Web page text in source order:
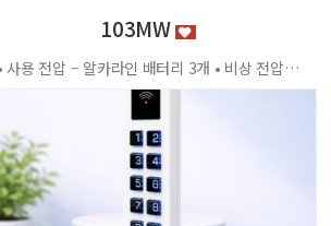
103MW
• 사용 전압 – 알카라인 배터리 3개 • 비상 전압 - DC3.2V±0.2V • 전력 소비량 – 정전류 : ≤30μA 동작전류 : ≤150 MA • 사용 환경 – 온도 : 0℃ ~ +70℃ 습도 : RH 20% ~ RH95%RH 사용방법 < 잠금방법 > - 비밀번호 4자리 숫자를 입력하면 문이 자동으로 잠깁니다. < 찾는방법> - 입력했던 비밀번호 4자리 숫자를 누르면 자동으로 문이 열립니다. - 비밀번호를 잊었을 경우 마스터키 사용 가능 특징 - 마스터키 10개까지 등록가능 - 버튼 백라이트 - 배터리 방전 시 외부전원 공급기 사용가능 - 자동/수동 잠금 설정 가능 - 마스터 비밀번호 설정 가능 - 무음모드 가능 - 13.56MHZ [이 게시물은 관리자님에 의해 2026-06-18 11:43:04 제품소개에서 복사 됨]